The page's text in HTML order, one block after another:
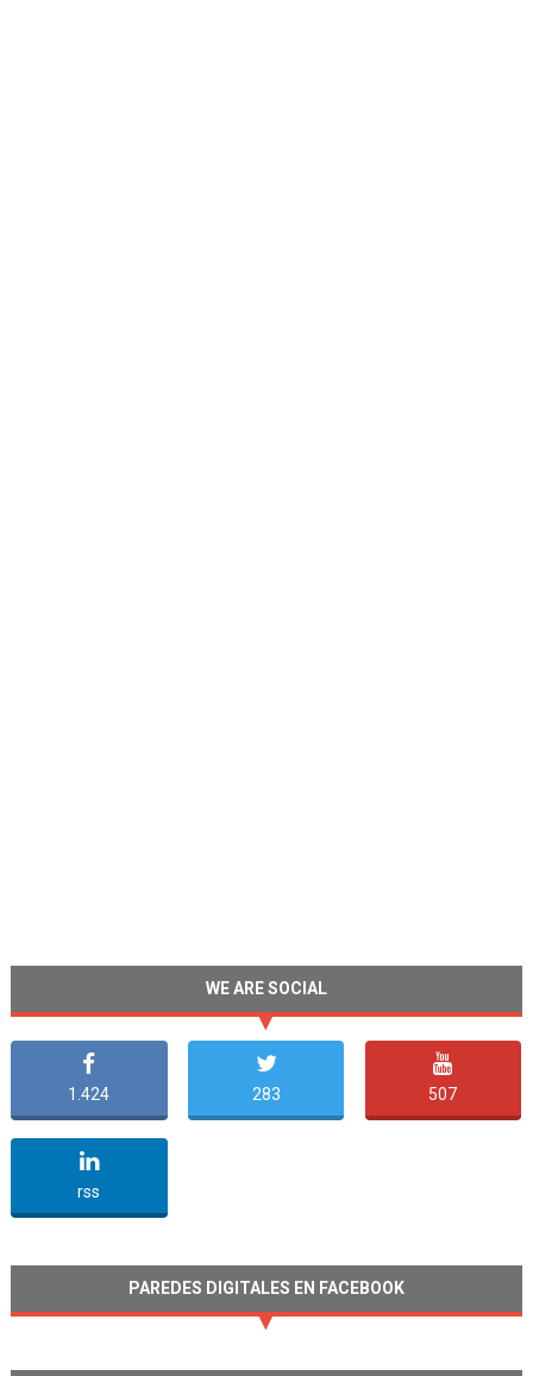
WE ARE SOCIAL
1.424 283 507
rss
PAREDES DIGITALES EN FACEBOOK